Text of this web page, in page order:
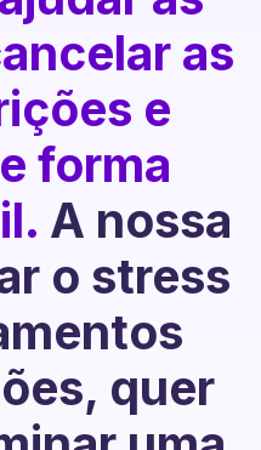
as
e
forma
A nossa
o stress
quer